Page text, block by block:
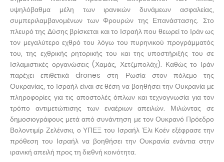
υψηλόβαθμα μέλη των ιρανικών δυνάμεων ασφαλείας,
συμπεριλαμβανομένων των Φρουρών της Επανάστασης. Στο
πλευρό της Δύσης βρίσκεται και το Ισραήλ που θεωρεί το Ιράν ως
τον μεγαλύτερο εχθρό του λόγω του πυρηνικού προγράμματός
του, της εχθρικής ρητορικής του και της υποστήριξής του σε
Ισλαμιστικές οργανώσεις (Χαμάς, Χετζμπολάχ). Καθώς το Ιράν
παρέχει επιθετικά drones στη Ρωσία στον πόλεμο της
Ουκρανίας, το Ισραήλ είναι σε θέση να βοηθήσει την Ουκρανία με
πληροφορίες για τις αποστολές όπλων και τεχνογνωσία για τον
τρόπο αντιμετώπισης των εναέριων απειλών. Μιλώντας σε
δημοσιογράφους μετά από συνάντηση με τον Ουκρανό Πρόεδρο
Βολοντιμίρ Ζελένσκι, ο ΥΠΕΞ του Ισραήλ Έλι Κοέν εξέφρασε την
πρόθεση του Ισραήλ να βοηθήσει την Ουκρανία ενάντια στην
ιρανική απειλή προς τη διεθνή κοινότητα.